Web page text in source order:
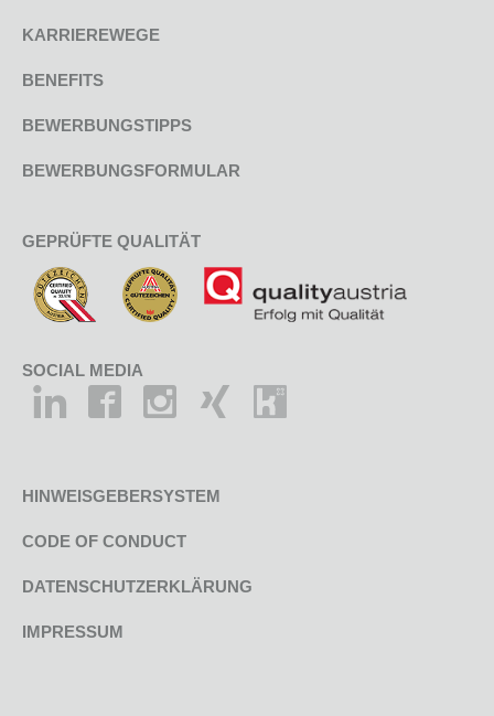
KARRIEREWEGE
BENEFITS
BEWERBUNGSTIPPS
BEWERBUNGSFORMULAR
GEPRÜFTE QUALITÄT
SOCIAL MEDIA
HINWEISGEBERSYSTEM
CODE OF CONDUCT
DATENSCHUTZERKLÄRUNG
IMPRESSUM